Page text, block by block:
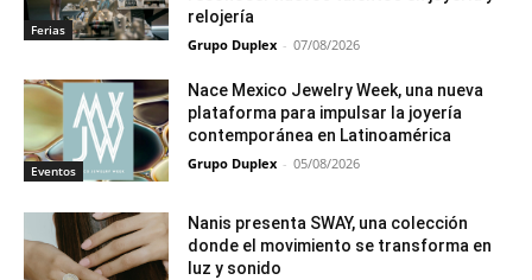
Ferias
relojería
Grupo Duplex - 07/08/2026
Eventos
Nace Mexico Jewelry Week, una nueva
plataforma para impulsar la joyería
contemporánea en Latinoamérica
Grupo Duplex - 05/08/2026
Nanis presenta SWAY, una colección
donde el movimiento se transforma en
luz y sonido